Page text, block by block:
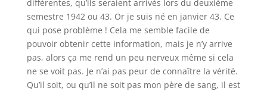
différentes, qu’ils seraient arrivés lors du deuxième
semestre 1942 ou 43. Or je suis né en janvier 43. Ce
qui pose problème ! Cela me semble facile de
pouvoir obtenir cette information, mais je n’y arrive
pas, alors ça me rend un peu nerveux même si cela
ne se voit pas. Je n’ai pas peur de connaître la vérité.
Qu’il soit, ou qu’il ne soit pas mon père de sang, il est